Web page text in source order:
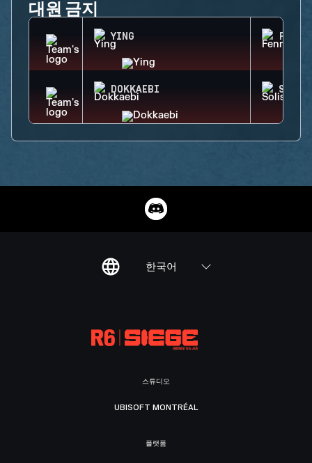
대원 금지
YING
DOKKAEBI SOLIS
한국어
스튜디오
UBISOFT MONTRÉAL
플랫폼